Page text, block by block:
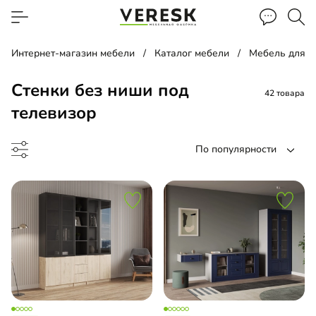
Интернет-магазин мебели Каталог мебели Мебель для
Стенки без ниши под
телевизор
42 товара
По популярности